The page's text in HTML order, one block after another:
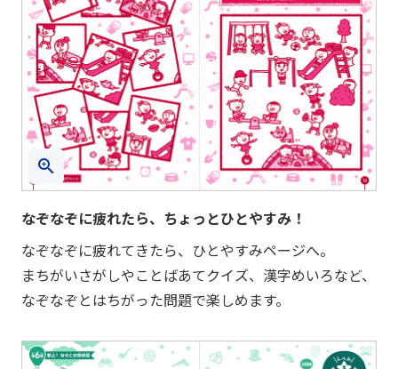
なぞなぞに疲れたら、ちょっとひとやすみ！
なぞなぞに疲れてきたら、ひとやすみページへ。
まちがいさがしやことばあてクイズ、漢字めいろなど、
なぞなぞとはちがった問題で楽しめます。